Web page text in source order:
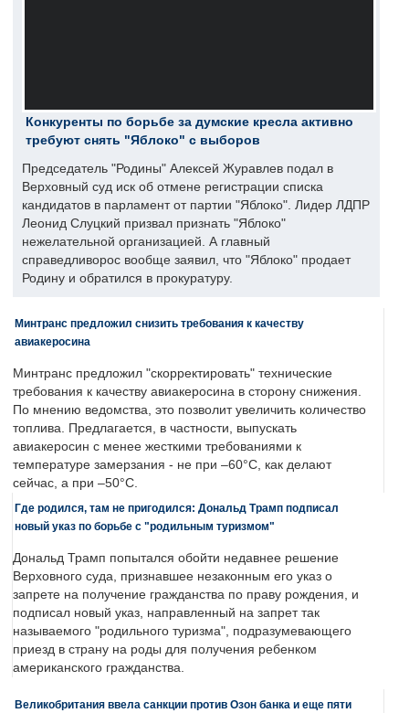
Конкуренты по борьбе за думские кресла активно
требуют снять "Яблоко" с выборов
Председатель "Родины" Алексей Журавлев подал в
Верховный суд иск об отмене регистрации списка
кандидатов в парламент от партии "Яблоко". Лидер ЛДПР
Леонид Слуцкий призвал признать "Яблоко"
нежелательной организацией. А главный
справедливорос вообще заявил, что "Яблоко" продает
Родину и обратился в прокуратуру.
Минтранс предложил снизить требования к качеству
авиакеросина
Минтранс предложил "скорректировать" технические
требования к качеству авиакеросина в сторону снижения.
По мнению ведомства, это позволит увеличить количество
топлива. Предлагается, в частности, выпускать
авиакеросин с менее жесткими требованиями к
температуре замерзания - не при –60°C, как делают
сейчас, а при –50°C.
Где родился, там не пригодился: Дональд Трамп подписал
новый указ по борьбе с "родильным туризмом"
Дональд Трамп попытался обойти недавнее решение
Верховного суда, признавшее незаконным его указ о
запрете на получение гражданства по праву рождения, и
подписал новый указ, направленный на запрет так
называемого "родильного туризма", подразумевающего
приезд в страну на роды для получения ребенком
американского гражданства.
Великобритания ввела санкции против Озон банка и еще пяти